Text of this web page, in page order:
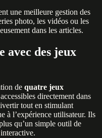
une meilleure gestion des
photo, les vidéos ou les
dans les articles.
avec des jeux
de quatre jeux
directement dans
tout en stimulant
à l’expérience utilisateur. Ils
qu’un simple outil de